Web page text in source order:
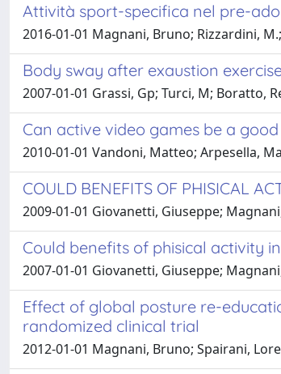
Attività sport-specifica nel pre-
2016-01-01 Magnani, Bruno; Rizzardini, M.;
Body sway after exaustion
2007-01-01 Grassi, Gp; Turci, M; Boratto,
Can active video games be a
2010-01-01 Vandoni, Matteo; Arpesella,
COULD BENEFITS OF PHISICAL
2009-01-01 Giovanetti, Giuseppe;
Could benefits of phisical activity
2007-01-01 Giovanetti, Giuseppe;
Effect of global posture re-
randomized clinical trial
2012-01-01 Magnani, Bruno; Spairani,